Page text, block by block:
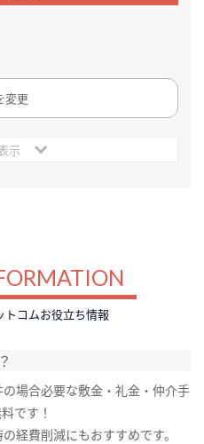
変更
示
トコムお役立ち情報
場合必要な敷金・礼金・仲介手
です！
経費削減にもおすすめです。